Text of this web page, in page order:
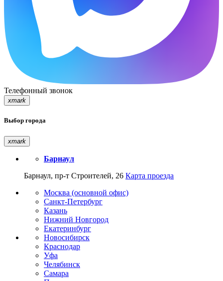
Телефонный звонок
xmark
Выбор города
xmark
Барнаул
Барнаул, пр-т Строителей, 26 Карта проезда
Москва (основной офис)
Санкт-Петербург
Казань
Нижний Новгород
Екатеринбург
Новосибирск
Краснодар
Уфа
Челябинск
Самара